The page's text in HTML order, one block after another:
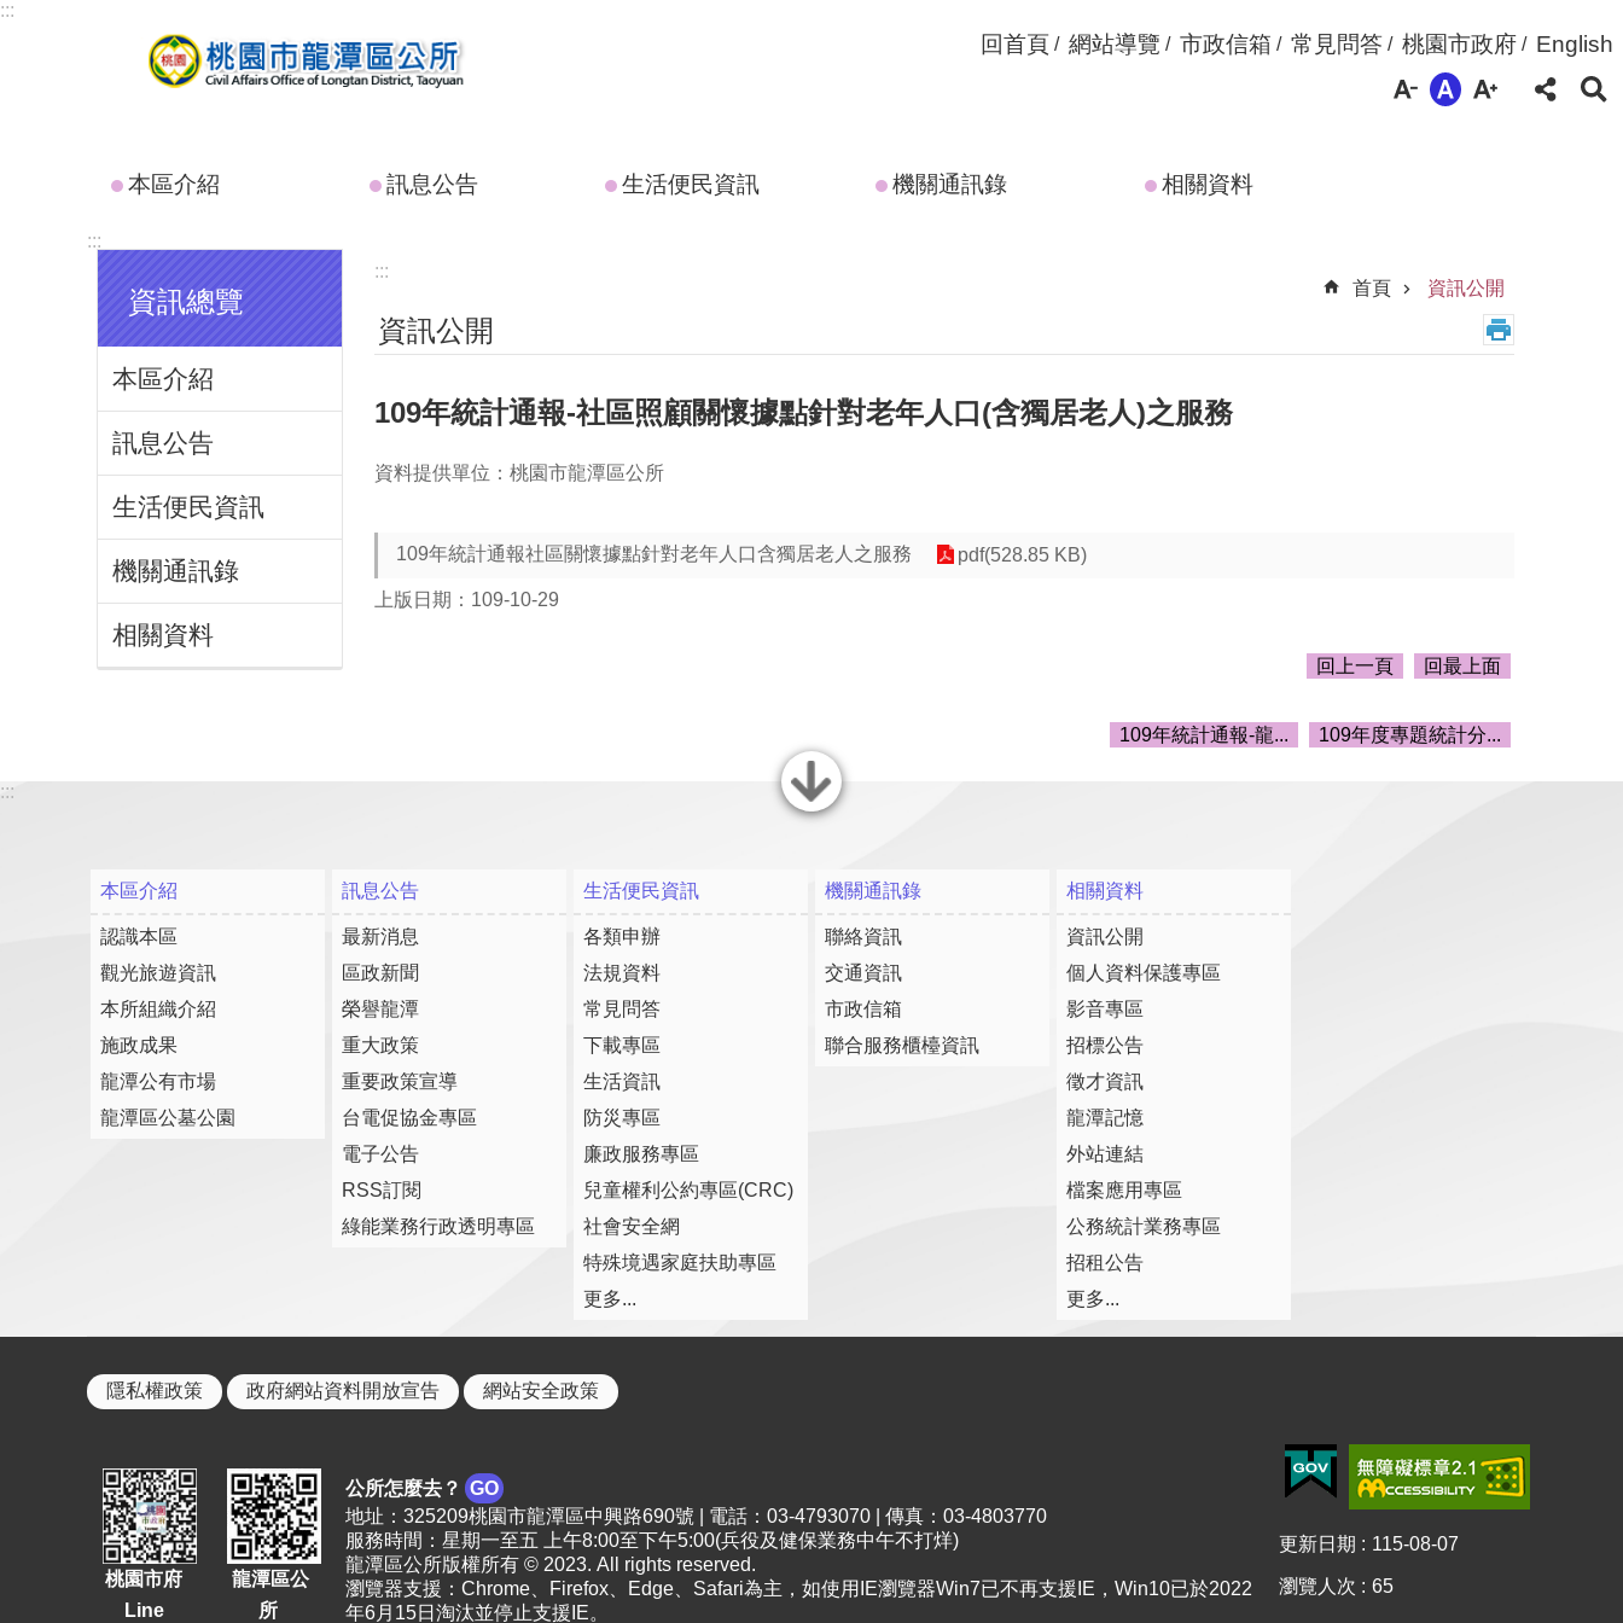
跳到主要內容區塊
:::
回首頁 網站導覽 市政信箱 常見問答 桃園市政府 English
本區介紹 訊息公告 生活便民資訊 機關通訊錄 相關資料
:::
資訊總覽
本區介紹
訊息公告
生活便民資訊
機關通訊錄
相關資料
:::
首頁
資訊公開
資訊公開
109年統計通報-社區照顧關懷據點針對老年人口(含獨居老人)之服務
資料提供單位：桃園市龍潭區公所
109年統計通報社區關懷據點針對老年人口含獨居老人之服務 pdf(528.85 KB)
上版日期：109-10-29
回上一頁 回最上面
109年統計通報-龍... 109年度專題統計分...
關閉
:::
本區介紹
認識本區
觀光旅遊資訊
本所組織介紹
施政成果
龍潭公有市場
龍潭區公墓公園
訊息公告
最新消息
區政新聞
榮譽龍潭
重大政策
重要政策宣導
台電促協金專區
電子公告
RSS訂閱
綠能業務行政透明專區
生活便民資訊
各類申辦
法規資料
常見問答
下載專區
生活資訊
防災專區
廉政服務專區
兒童權利公約專區(CRC)
社會安全網
特殊境遇家庭扶助專區
更多...
機關通訊錄
聯絡資訊
交通資訊
市政信箱
聯合服務櫃檯資訊
相關資料
資訊公開
個人資料保護專區
影音專區
招標公告
徵才資訊
龍潭記憶
外站連結
檔案應用專區
公務統計業務專區
招租公告
更多...
隱私權政策 政府網站資料開放宣告 網站安全政策
桃園市府
Line
龍潭區公
所
公所怎麼去？
GO
地址：325209桃園市龍潭區中興路690號 | 電話：03-4793070 | 傳真：03-4803770
服務時間：星期一至五 上午8:00至下午5:00(兵役及健保業務中午不打烊)
龍潭區公所版權所有 © 2023. All rights reserved.
瀏覽器支援：Chrome、Firefox、Edge、Safari為主，如使用IE瀏覽器Win7已不再支援IE，Win10已於2022
年6月15日淘汰並停止支援IE。
更新日期 115-08-07
瀏覽人次 65